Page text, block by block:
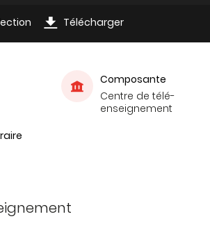
Télécharger
Composante
Centre de télé-
enseignement